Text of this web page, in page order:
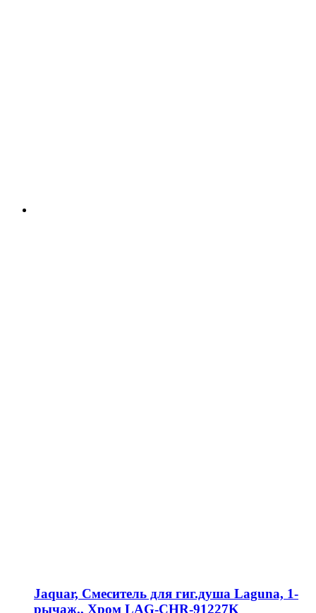
Jaquar, Смеситель для гиг.душа Laguna, 1-
рычаж., Хром LAG-CHR-91227K